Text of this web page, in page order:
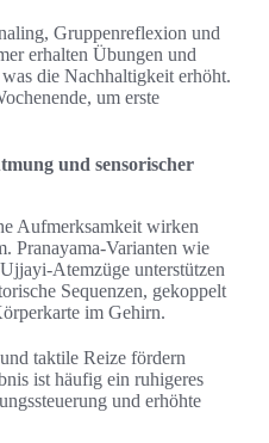
Gruppenreflexion und
erhalten Übungen und
die Nachhaltigkeit erhöht.
um erste
und sensorischer
Aufmerksamkeit wirken
Pranayama-Varianten wie
Atemzüge unterstützen
Sequenzen, gekoppelt
im Gehirn.
taktile Reize fördern
ist häufig ein ruhigeres
und erhöhte